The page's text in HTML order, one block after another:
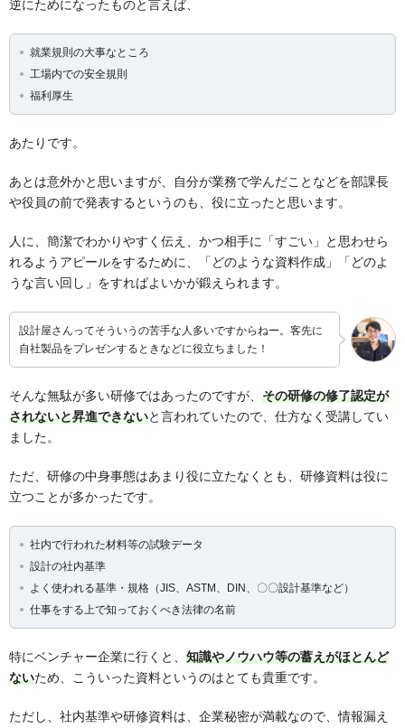
逆にためになったものと言えば、
就業規則の大事なところ
工場内での安全規則
福利厚生
あたりです。
あとは意外かと思いますが、自分が業務で学んだことなどを部課長
や役員の前で発表するというのも、役に立ったと思います。
人に、簡潔でわかりやすく伝え、かつ相手に「すごい」と思わせら
れるようアピールをするために、「どのような資料作成」「どのよ
うな言い回し」をすればよいかが鍛えられます。
設計屋さんってそういうの苦手な人多いですからねー。客先に
自社製品をプレゼンするときなどに役立ちました！
そんな無駄が多い研修ではあったのですが、 その研修の修了認定が
されないと昇進できないと言われていたので、仕方なく受講してい
ました。
ただ、研修の中身事態はあまり役に立たなくとも、研修資料は役に
立つことが多かったです。
社内で行われた材料等の試験データ
設計の社内基準
よく使われる基準・規格（JIS、ASTM、DIN、〇〇設計基準など）
仕事をする上で知っておくべき法律の名前
特にベンチャー企業に行くと、 知識やノウハウ等の蓄えがほとんど
ないため、こういった資料というのはとても貴重です。
ただし、社内基準や研修資料は、企業秘密が満載なので、情報漏え